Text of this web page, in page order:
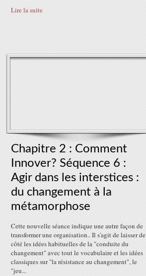
Lire la suite
Chapitre 2 : Comment
Innover? Séquence 6 :
Agir dans les interstices :
du changement à la
métamorphose
Cette nouvelle séance indique une autre façon de
transformer une organisation.. Il s'agit de laisser de
côté les idées habituelles de la "conduite du
changement" avec tout le vocabulaire et les idées
classiques sur "la résistance au changement", le
"jeu...